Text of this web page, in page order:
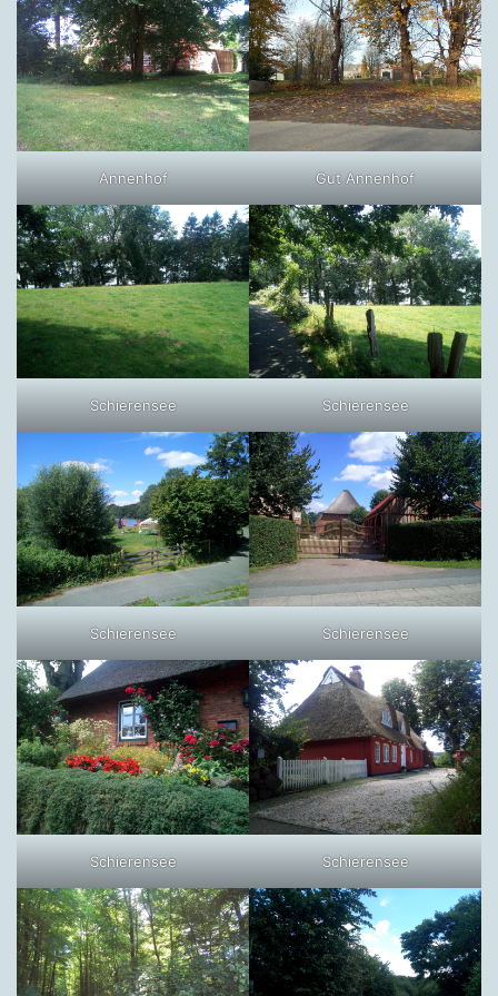
Annenhof Gut Annenhof
Schierensee Schierensee
Schierensee Schierensee
Schierensee Schierensee